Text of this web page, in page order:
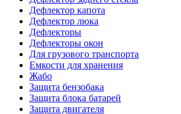
Дефлектор капота
Дефлектор люка
Дефлекторы
Дефлекторы окон
Для грузового транспорта
Емкости для хранения
Жабо
Защита бензобака
Защита блока батарей
Защита двигателя